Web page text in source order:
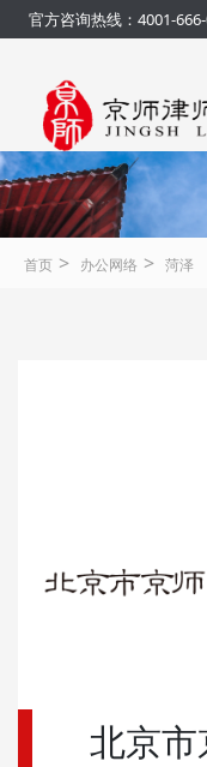
官方咨询热线：4001-
首页 > 办公网络 > 菏泽
北京